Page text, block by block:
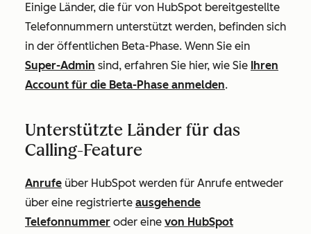
Einige Länder, die für von HubSpot bereitgestellte
Telefonnummern unterstützt werden, befinden sich
in der öffentlichen Beta-Phase. Wenn Sie ein
Super-Admin sind, erfahren Sie hier, wie Sie Ihren
Account für die Beta-Phase anmelden.
Unterstützte Länder für das
Calling-Feature
Anrufe über HubSpot werden für Anrufe entweder
über eine registrierte ausgehende
Telefonnummer oder eine von HubSpot